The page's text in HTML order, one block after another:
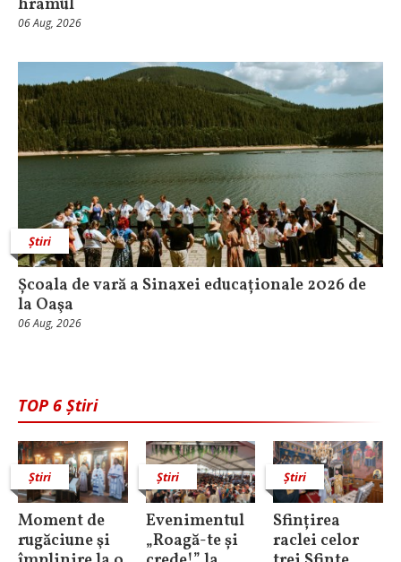
hramul
06 Aug, 2026
Știri
Școala de vară a Sinaxei educaționale 2026 de
la Oaşa
06 Aug, 2026
TOP 6 Știri
Știri
Moment de
rugăciune şi
Știri
Evenimentul
„Roagă-te și
Știri
Sfințirea
raclei celor